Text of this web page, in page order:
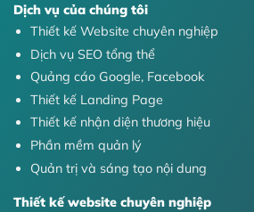
Dịch vụ của chúng tôi
Thiết kế Website chuyên nghiệp
Dịch vụ SEO tổng thể
Quảng cáo Google, Facebook
Thiết kế Landing Page
Thiết kế nhận diện thương hiệu
Phần mềm quản lý
Quản trị và sáng tạo nội dung
Thiết kế website chuyên nghiệp